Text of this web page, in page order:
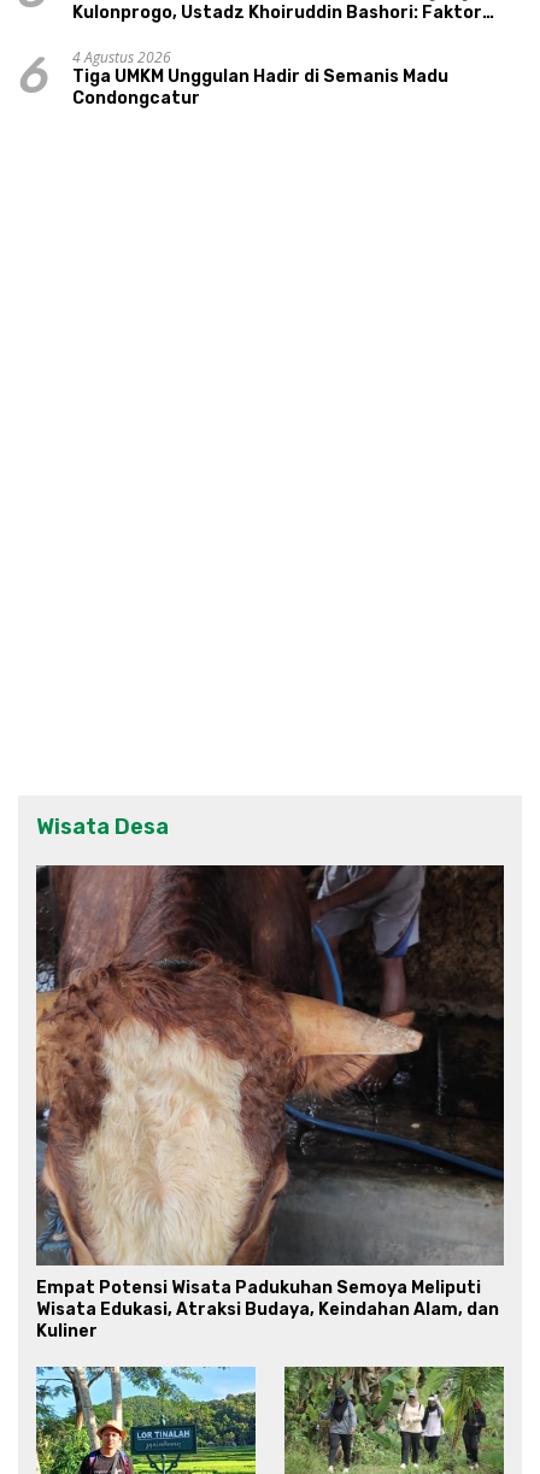
Kulonprogo, Ustadz Khoiruddin Bashori: Faktor
6
4 Agustus 2026
Tiga UMKM Unggulan Hadir di Semanis Madu
Condongcatur
Wisata Desa
Empat Potensi Wisata Padukuhan Semoya Meliputi
Wisata Edukasi, Atraksi Budaya, Keindahan Alam, dan
Kuliner